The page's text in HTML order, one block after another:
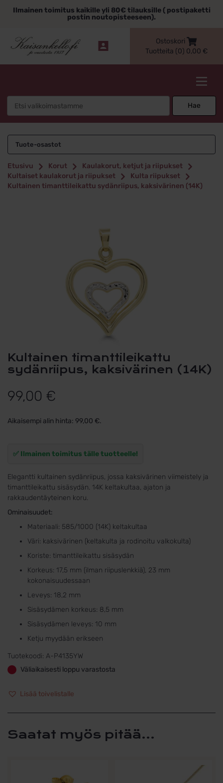
sisältöönIlmainen toimitus kaikille yli 80€ tilauksille ( postipaketti
postin noutopisteeseen).
Ostoskori
Tuotteita (0) 0,00 €
Hae
Tuote-osastot
Etusivu Korut
Kaulakorut, ketjut ja riipukset
Kultaiset kaulakorut ja riipukset
Kulta riipukset
Kultainen timanttileikattu sydänriipus, kaksivärinen (14K)
Kultainen timanttileikattu
sydänriipus, kaksivärinen (14K)
99,00 €
Aikaisempi alin hinta: 99,00 €.
✅ Ilmainen toimitus tälle tuotteelle!
Elegantti kultainen sydänriipus, jossa kaksivärinen viimeistely ja
timanttileikattu sisäsydän. 14K keltakultaa, ajaton ja
rakkaudentäyteinen koru.
Ominaisuudet:
Materiaali: 585/1000 (14K) keltakultaa
Väri: kaksivärinen (keltakulta ja rodinoitu valkokulta)
Koriste: timanttileikattu sisäsydän
Korkeus: 17,5 mm (ilman riipuslenkkiä), 23 mm
kokonaisuudessaan
Leveys: 18,2 mm
Sisäsydämen korkeus: 8,5 mm
Sisäsydämen leveys: 10 mm
Ketju myydään erikseen
Tuotekoodi: A-P4135YW
Väliaikaisesti loppu varastosta
Lisää toivelistalle
Saatat myös pitää...